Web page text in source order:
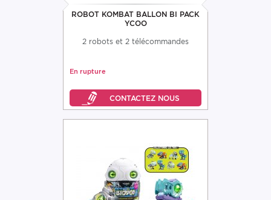
ROBOT KOMBAT BALLON BI PACK
YCOO
2 robots et 2 télécommandes
En rupture